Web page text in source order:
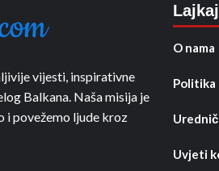
vijesti, inspirativne
Balkana. Naša misija je
i povežemo ljude kroz
O nama
Uvjeti